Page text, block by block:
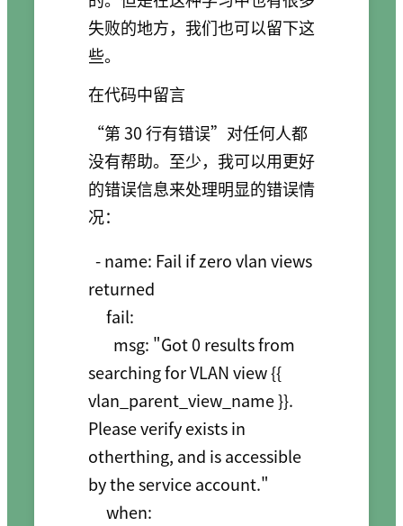
失败的地方，我们也可以留下这
些。
在代码中留言
“第 30 行有错误”对任何人都
没有帮助。至少，我可以用更好
的错误信息来处理明显的错误情
况：
  - name: Fail if zero vlan views
returned
     fail:
       msg: "Got 0 results from
searching for VLAN view {{
vlan_parent_view_name }}.
Please verify exists in
otherthing, and is accessible
by the service account."
     when: